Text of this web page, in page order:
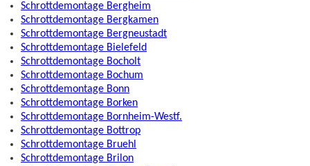
Schrottdemontage Bergheim
Schrottdemontage Bergkamen
Schrottdemontage Bergneustadt
Schrottdemontage Bielefeld
Schrottdemontage Bocholt
Schrottdemontage Bochum
Schrottdemontage Bonn
Schrottdemontage Borken
Schrottdemontage Bornheim-Westf.
Schrottdemontage Bottrop
Schrottdemontage Bruehl
Schrottdemontage Brilon